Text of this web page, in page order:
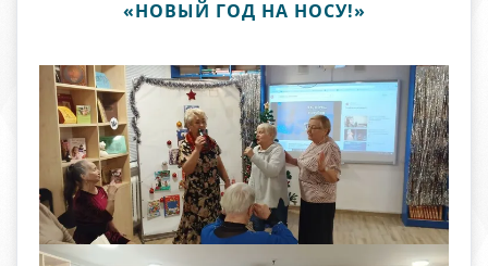
«НОВЫЙ ГОД НА НОСУ!»